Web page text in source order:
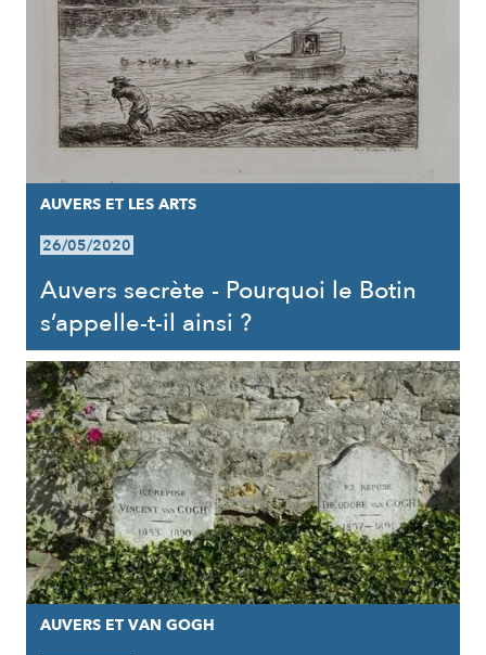
AUVERS ET LES ARTS
26/05/2020
Auvers secrète - Pourquoi le Botin
s’appelle-t-il ainsi ?
AUVERS ET VAN GOGH